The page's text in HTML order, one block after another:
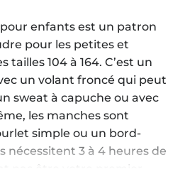
enfants est un patron
pour les petites et
tailles 104 à 164. C’est un
un volant froncé qui peut
sweat à capuche ou avec
les manches sont
simple ou un bord-
nécessitent 3 à 4 heures de
pas être votre premier